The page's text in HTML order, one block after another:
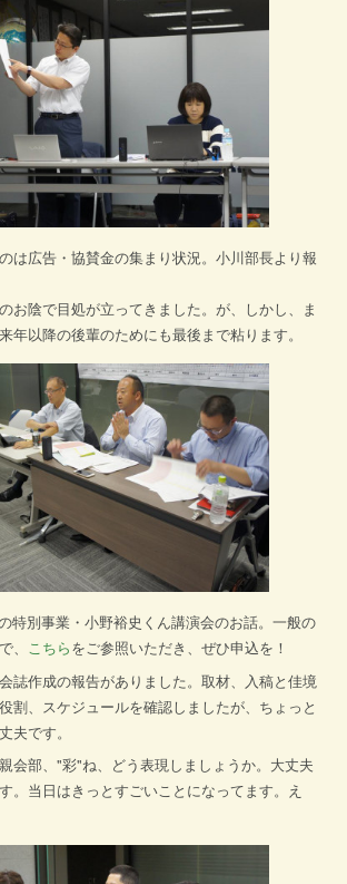
は広告・協賛金の集まり状況。小川部長より報
お陰で目処が立ってきました。が、しかし、ま
年以降の後輩のためにも最後まで粘ります。
特別事業・小野裕史くん講演会のお話。一般の
、 こちらをご参照いただき、ぜひ申込を！
誌作成の報告がありました。取材、入稿と佳境
割、スケジュールを確認しましたが、ちょっと
夫です。
会部、"彩"ね、どう表現しましょうか。大丈夫
。当日はきっとすごいことになってます。え